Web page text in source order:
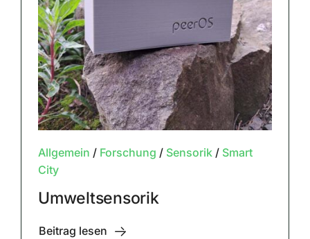
Allgemein / Forschung / Sensorik/ Smart
City
Umweltsensorik
Beitrag lesen